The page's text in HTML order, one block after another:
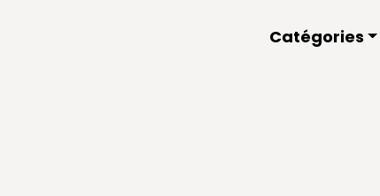
Catégories